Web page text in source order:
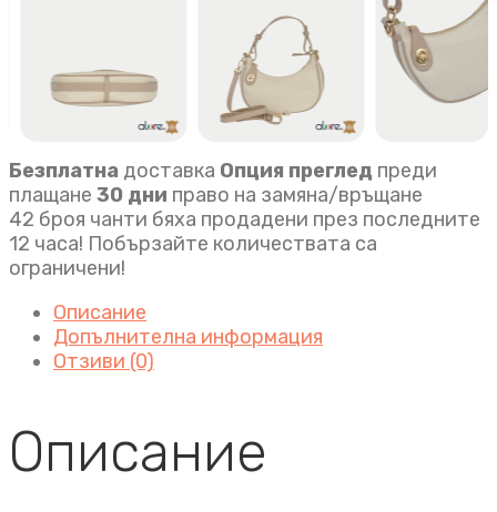
Безплатна доставка Опция преглед преди
плащане 30 дни право на замяна/връщане
42 броя чанти бяха продадени през последните
12 часа! Побързайте количествата са
ограничени!
Описание
Допълнителна информация
Отзиви (0)
Описание